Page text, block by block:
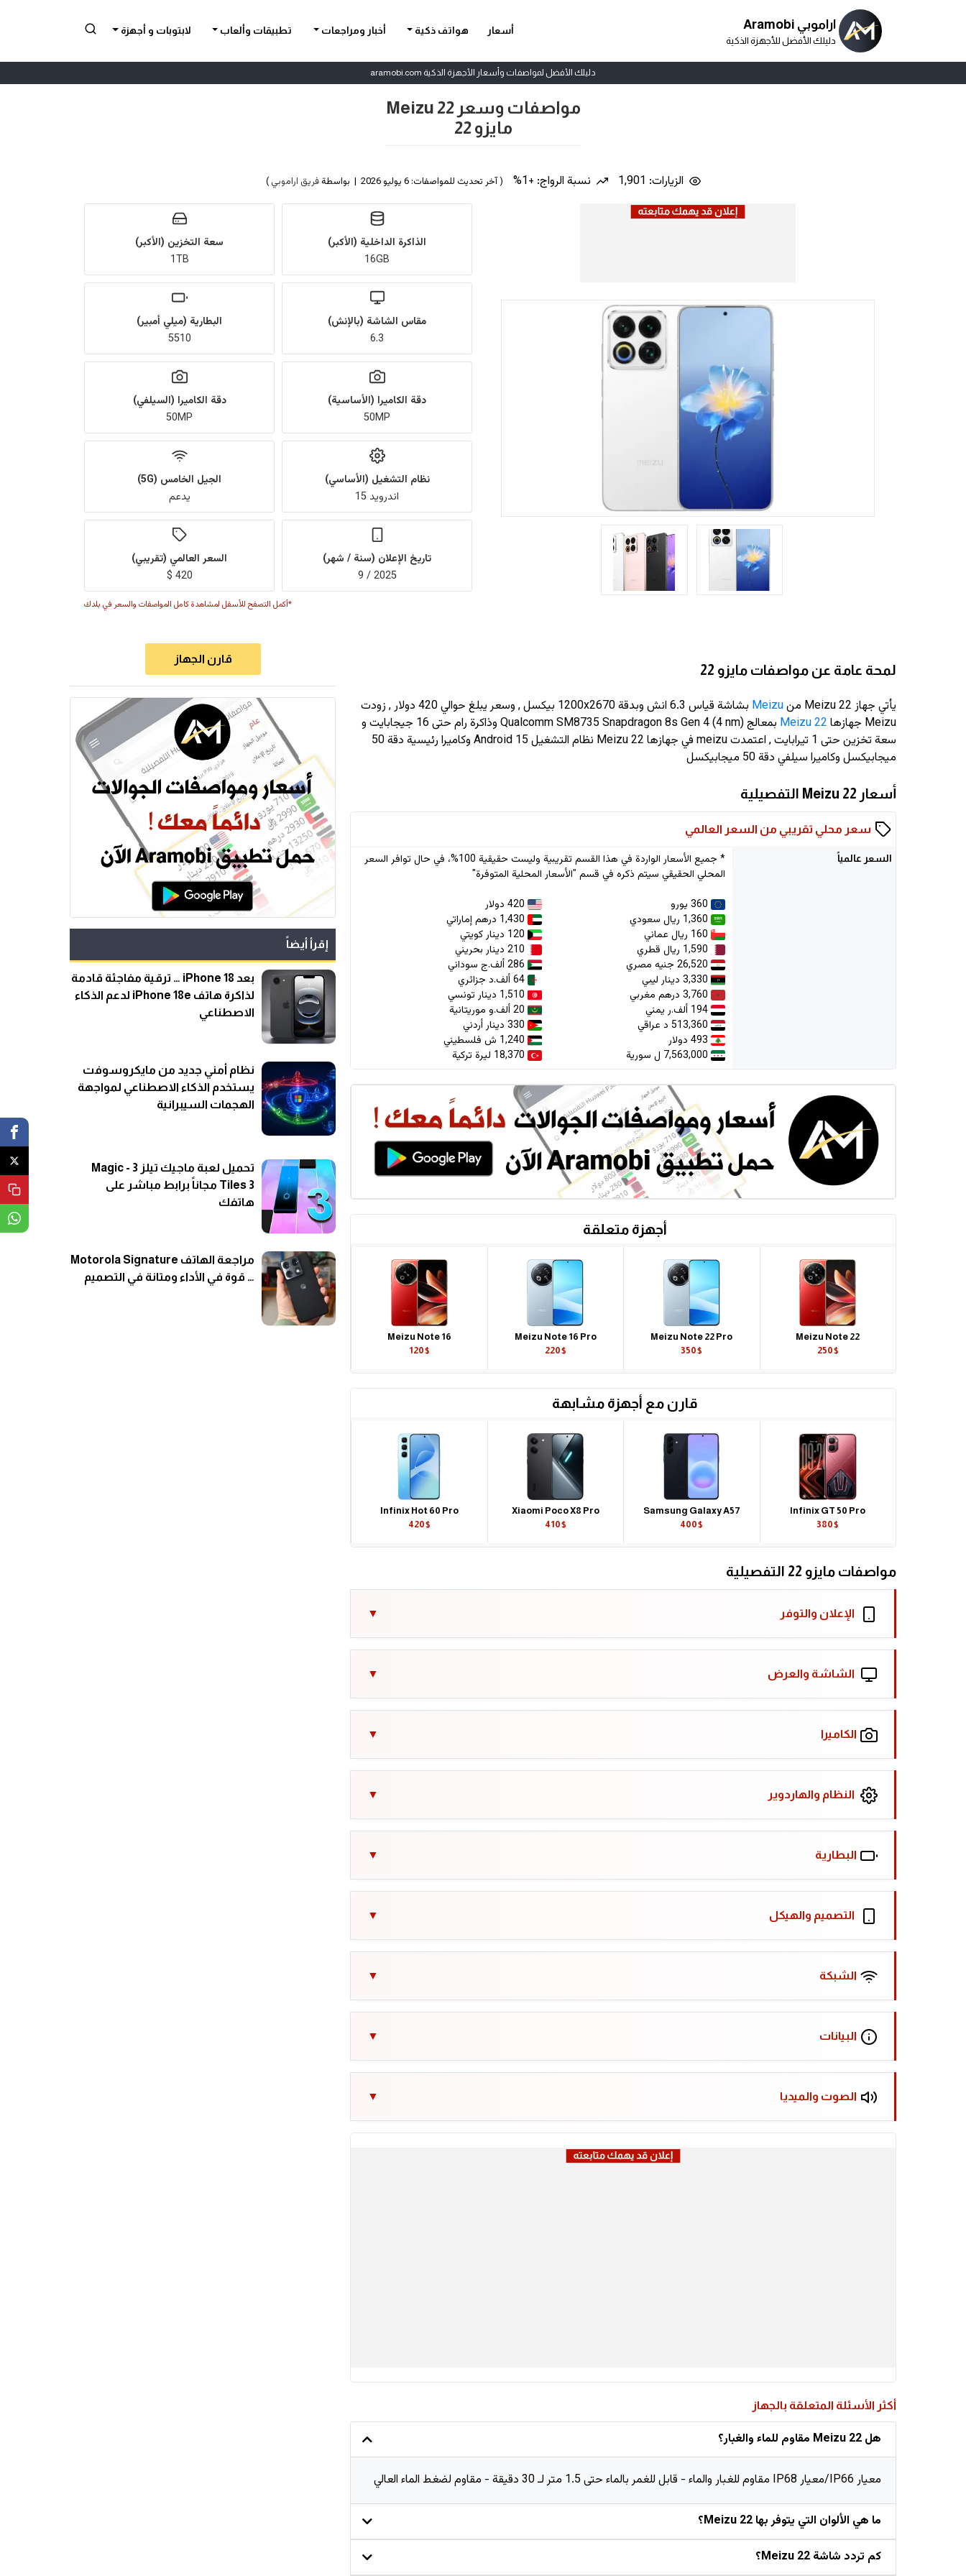
اراموبي Aramobi
دليلك الأفضل للأجهزة الذكية
أسعار هواتف ذكية أخبار ومراجعات تطبيقات وألعاب لابتوبات و أجهزة
دليلك الأفضل لمواصفات وأسعار الأجهزة الذكية aramobi.com
مواصفات وسعر Meizu 22
مايزو 22
الزيارات: 1,901 نسبة الرواج: +1% ( آخر تحديث للمواصفات: 6 يوليو 2026 | بواسطة فريق اراموبي )
الذاكرة الداخلية (الأكبر)
16GB
سعة التخزين (الأكبر)
1TB
مقاس الشاشة (بالإنش)
6.3
البطارية (ميلي أمبير)
5510
دقة الكاميرا (الأساسية)
50MP
دقة الكاميرا (السيلفي)
50MP
نظام التشغيل (الأساسي)
اندرويد 15
الجيل الخامس (5G)
يدعم
تاريخ الإعلان (سنة / شهر)
2025 / 9
السعر العالمي (تقريبي)
420 $
*أكمل التصفح للأسفل لمشاهدة كامل المواصفات والسعر في بلدك
لمحة عامة عن مواصفات مايزو 22
يأتي جهاز Meizu 22 من Meizu بشاشة قياس 6.3 انش وبدقة 1200x2670 بيكسل , وسعر يبلغ حوالي 420 دولار
, زودت
Meizu جهازها
Meizu 22
بمعالج Qualcomm SM8735 Snapdragon 8s Gen 4 (4 nm) وذاكرة رام حتى 16 جيجابايت و
سعة تخزين حتى 1 تيرابايت , اعتمدت meizu في جهازها Meizu 22 نظام التشغيل Android 15 وكاميرا رئيسية دقة 50
ميجابيكسل وكاميرا سيلفي دقة 50 ميجابيكسل
أسعار Meizu 22 التفصيلية
سعر محلي تقريبي من السعر العالمي
السعر عالمياً
* جميع الأسعار الواردة في هذا القسم تقريبية وليست حقيقية 100%، في حال توافر السعر
المحلي الحقيقي سيتم ذكره في قسم "الأسعار المحلية المتوفرة"
64 ألف.د جزائري
194 ألف.ر يمني
أجهزة متعلقة
Meizu Note 22
250$
Meizu Note 22 Pro
350$
Meizu Note 16 Pro
220$
Meizu Note 16
120$
قارن مع أجهزة مشابهة
Infinix GT 50 Pro
380$
Samsung Galaxy A57
400$
Xiaomi Poco X8 Pro
410$
Infinix Hot 60 Pro
420$
مواصفات مايزو 22 التفصيلية
الإعلان والتوفر
الشاشة والعرض
الكاميرا
النظام والهاردوير
البطارية
التصميم والهيكل
الشبكة
البيانات
الصوت والميديا
أكثر الأسئلة المتعلقة بالجهاز
هل Meizu 22 مقاوم للماء والغبار؟
معيار IP66/معيار IP68 مقاوم للغبار والماء - قابل للغمر بالماء حتى 1.5 متر لـ 30 دقيقة - مقاوم لضغط الماء العالي
ما هي الألوان التي يتوفر بها Meizu 22؟
كم تردد شاشة Meizu 22؟
قارن الجهاز
إقرأ أيضاً
بعد iPhone 18 … ترقية مفاجئة قادمة
لذاكرة هاتف iPhone 18e لدعم الذكاء
الاصطناعي
نظام أمني جديد من مايكروسوفت
يستخدم الذكاء الاصطناعي لمواجهة
الهجمات السيبرانية
تحميل لعبة ماجيك تيلز 3 - Magic
Tiles 3 مجاناً برابط مباشر على
هاتفك
مراجعة الهاتف Motorola Signature
… قوة في الأداء ومتانة في التصميم